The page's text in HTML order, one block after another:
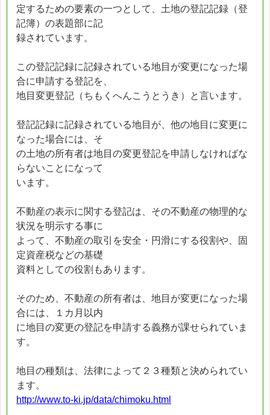
定するための要素の一つとして、土地の登記記録（登
記簿）の表題部に記
録されています。
この登記記録に記録されている地目が変更になった場
合に申請する登記を、
地目変更登記（ちもくへんこうとうき）と言います。
登記記録に記録されている地目が、他の地目に変更に
なった場合には、そ
の土地の所有者は地目の変更登記を申請しなければな
らないことになって
います。
不動産の表示に関する登記は、その不動産の物理的な
状況を明示する事に
よって、不動産の取引を安全・円滑にする役割や、固
定資産税などの基礎
資料としての役割もあります。
そのため、不動産の所有者は、地目が変更になった場
合には、１カ月以内
に地目の変更の登記を申請する義務が課せられていま
す。
地目の種類は、法律によって２３種類と決められてい
ます。
http://www.to-ki.jp/data/chimoku.html